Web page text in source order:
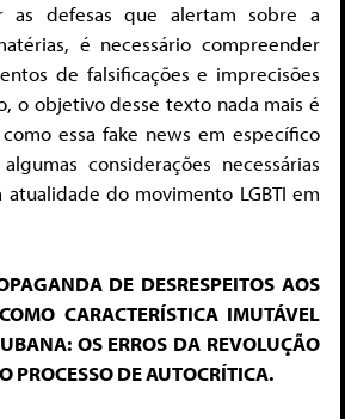
as defesas que alertam sobre a
é necessário compreender
de falsificações e imprecisões
o objetivo desse texto nada mais é
essa fake news em específico
considerações necessárias
do movimento LGBTI em
DE DESRESPEITOS AOS
CARACTERÍSTICA IMUTÁVEL
OS ERROS DA REVOLUÇÃO
PROCESSO DE AUTOCRÍTICA.